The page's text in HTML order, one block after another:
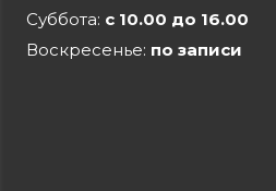
Суббота: с 10.00 до 16.00
Воскресенье: по записи